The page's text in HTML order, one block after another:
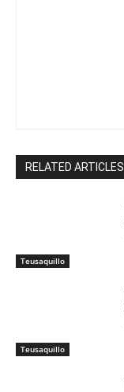
RELATED ARTICLES
Teusaquillo
Teusaquillo